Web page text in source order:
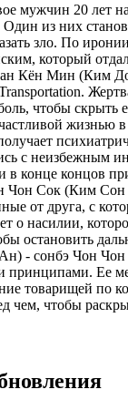
мужчин 20 лет
Один из них
зло. По
который
Кён Мин (Ким
чтобы скрыть
жизнью
с неизбежным
в конце концов
Чон Сок (Ким Сон
от друга, с
о насилии,
остановить
- сонбэ Чон Чон
принципами. Ее
товарищей по
чем, чтобы